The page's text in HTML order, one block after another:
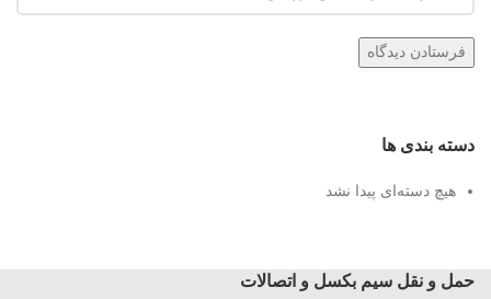
دسته بندی ها
هیچ دسته‌ای پیدا نشد
حمل و نقل سیم بکسل و اتصالات